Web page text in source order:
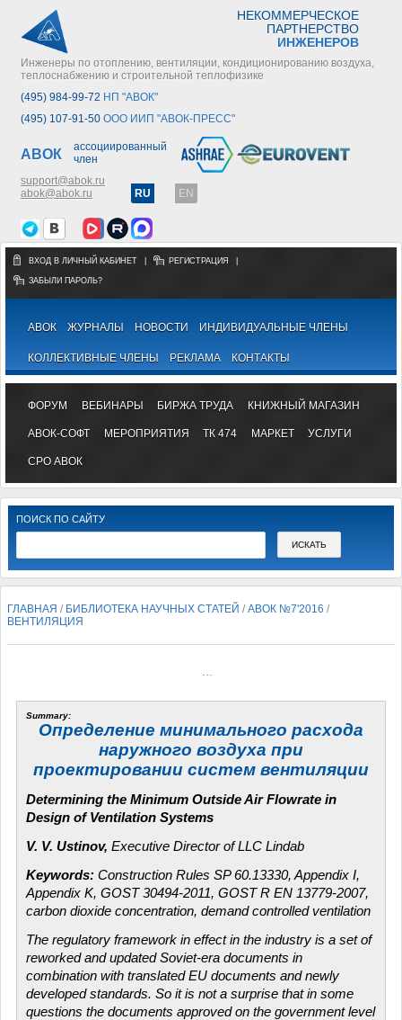
НЕКОММЕРЧЕСКОЕ
ПАРТНЕРСТВО
ИНЖЕНЕРОВ
Инженеры по отоплению, вентиляции, кондиционированию воздуха,
теплоснабжению и строительной теплофизике
(495) 984-99-72 НП "АВОК"
(495) 107-91-50 ООО ИИП "АВОК-ПРЕСС"
АВОК
ассоциированный
член
support@abok.ru
abok@abok.ru
RU EN
ВХОД В ЛИЧНЫЙ КАБИНЕТ РЕГИСТРАЦИЯ
ЗАБЫЛИ ПАРОЛЬ?
АВОК ЖУРНАЛЫ НОВОСТИ ИНДИВИДУАЛЬНЫЕ ЧЛЕНЫ
КОЛЛЕКТИВНЫЕ ЧЛЕНЫ РЕКЛАМА КОНТАКТЫ
ФОРУМ ВЕБИНАРЫ БИРЖА ТРУДА КНИЖНЫЙ МАГАЗИН
АВОК-СОФТ МЕРОПРИЯТИЯ ТК 474 МАРКЕТ УСЛУГИ
СРО АВОК
ПОИСК ПО САЙТУ
ГЛАВНАЯ / БИБЛИОТЕКА НАУЧНЫХ СТАТЕЙ /АВОК №7'2016 /
ВЕНТИЛЯЦИЯ
Summary:
Определение минимального расхода
наружного воздуха при
проектировании систем вентиляции
Determining the Minimum Outside Air Flowrate in
Design of Ventilation Systems
V. V. Ustinov, Executive Director of LLC Lindab
Keywords: Construction Rules SP 60.13330, Appendix I,
Appendix K, GOST 30494-2011, GOST R EN 13779-2007,
carbon dioxide concentration, demand controlled ventilation
The regulatory framework in effect in the industry is a set of
reworked and updated Soviet-era documents in
combination with translated EU documents and newly
developed standards. So it is not a surprise that in some
questions the documents approved on the government level